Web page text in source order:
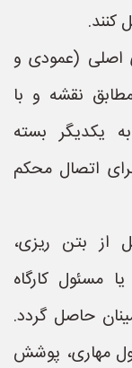
کنند.
اصلی (عمودی و
نقشه و با
یکدیگر بسته
اتصال محکم
از بتن ریزی،
مسئول کارگاه
حاصل گردد.
مهاری، پوشش